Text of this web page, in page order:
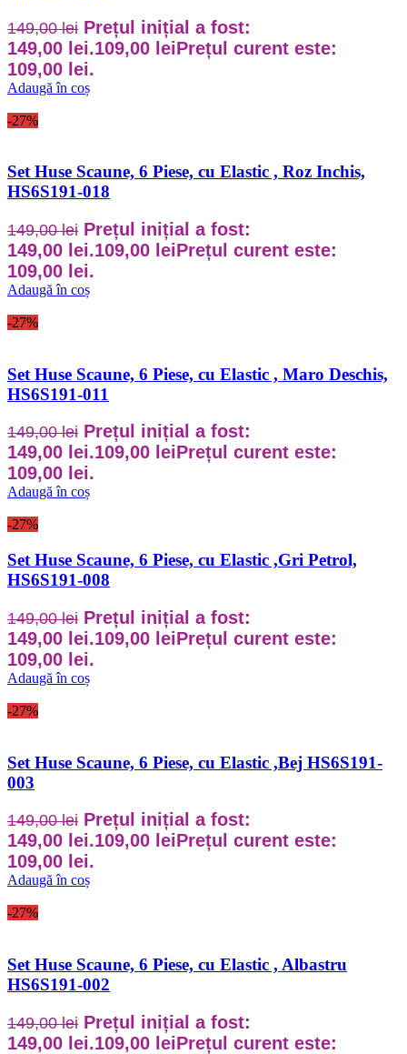
149,00lei Prețul inițial a fost:
149,00 lei.109,00 leiPrețul curent este:
109,00 lei.
Adaugă în coș
-27%
Set Huse Scaune, 6 Piese, cu Elastic , Roz Inchis,
HS6S191-018
149,00lei Prețul inițial a fost:
149,00 lei.109,00 leiPrețul curent este:
109,00 lei.
Adaugă în coș
-27%
Set Huse Scaune, 6 Piese, cu Elastic , Maro Deschis,
HS6S191-011
149,00lei Prețul inițial a fost:
149,00 lei.109,00 leiPrețul curent este:
109,00 lei.
Adaugă în coș
-27%
Set Huse Scaune, 6 Piese, cu Elastic ,Gri Petrol,
HS6S191-008
149,00lei Prețul inițial a fost:
149,00 lei.109,00 leiPrețul curent este:
109,00 lei.
Adaugă în coș
-27%
Set Huse Scaune, 6 Piese, cu Elastic ,Bej HS6S191-
003
149,00lei Prețul inițial a fost:
149,00 lei.109,00 leiPrețul curent este:
109,00 lei.
Adaugă în coș
-27%
Set Huse Scaune, 6 Piese, cu Elastic , Albastru
HS6S191-002
149,00lei Prețul inițial a fost:
149,00 lei.109,00 leiPrețul curent este: